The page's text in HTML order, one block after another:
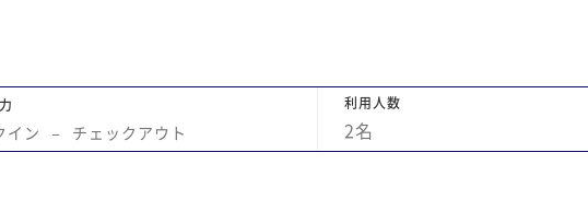
イン − チェックアウト
利用人数
2名